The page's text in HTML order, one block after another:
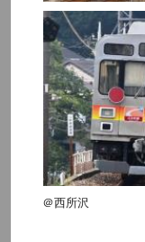
＠西所沢